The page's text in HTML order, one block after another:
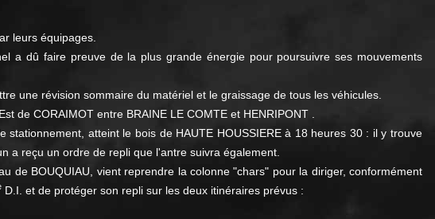
leurs équipages.
a dû faire preuve de la plus grande énergie pour poursuivre ses mouvements
une révision sommaire du matériel et le graissage de tous les véhicules.
de CORAIMOT entre BRAINE LE COMTE et HENRIPONT .
atteint le bois de HAUTE HOUSSIERE à 18 heures 30 : il y trouve
a reçu un ordre de repli que l'antre suivra également.
de BOUQUIAU, vient reprendre la colonne "chars" pour la diriger, conformément
D.I. et de protéger son repli sur les deux itinéraires prévus :